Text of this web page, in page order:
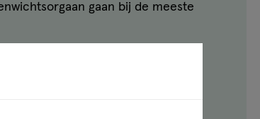
gaan bij de meeste
Dit kan zorgen voor heftige